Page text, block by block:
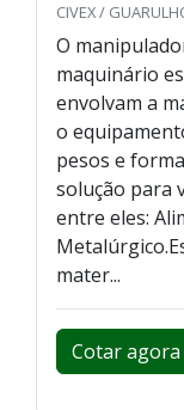
CIVEX /
O
maquinário
envolvam a
o
pesos e
solução para
entre eles:
mater...
Cotar agora